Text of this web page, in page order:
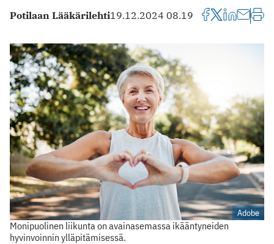
Potilaan Lääkärilehti19.12.2024 08.19
Adobe
Monipuolinen liikunta on avainasemassa ikääntyneiden
hyvinvoinnin ylläpitämisessä.